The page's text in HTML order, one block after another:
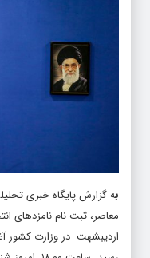
به گزارش پایگاه خبری
معاصر، ثبت نام نامزدهای